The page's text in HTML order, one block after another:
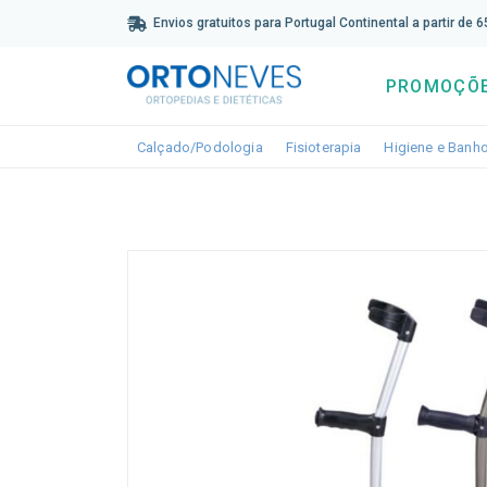
Envios gratuitos para Portugal Continental a partir de
Calçado/Podologia Toggle dropdown
Fisioterapia Toggle dropdown
Higiene e